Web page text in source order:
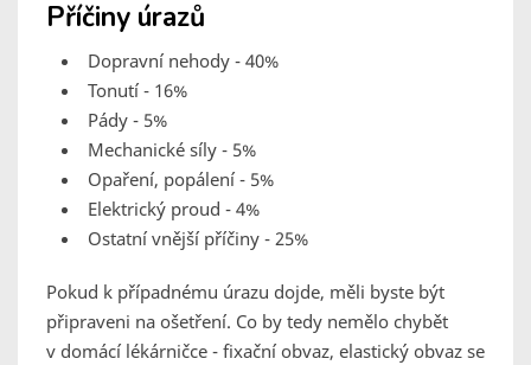
Příčiny úrazů
Dopravní nehody - 40%
Tonutí - 16%
Pády - 5%
Mechanické síly - 5%
Opaření, popálení - 5%
Elektrický proud - 4%
Ostatní vnější příčiny - 25%
Pokud k případnému úrazu dojde, měli byste být
připraveni na ošetření. Co by tedy nemělo chybět
v domácí lékárničce - fixační obvaz, elastický obvaz se